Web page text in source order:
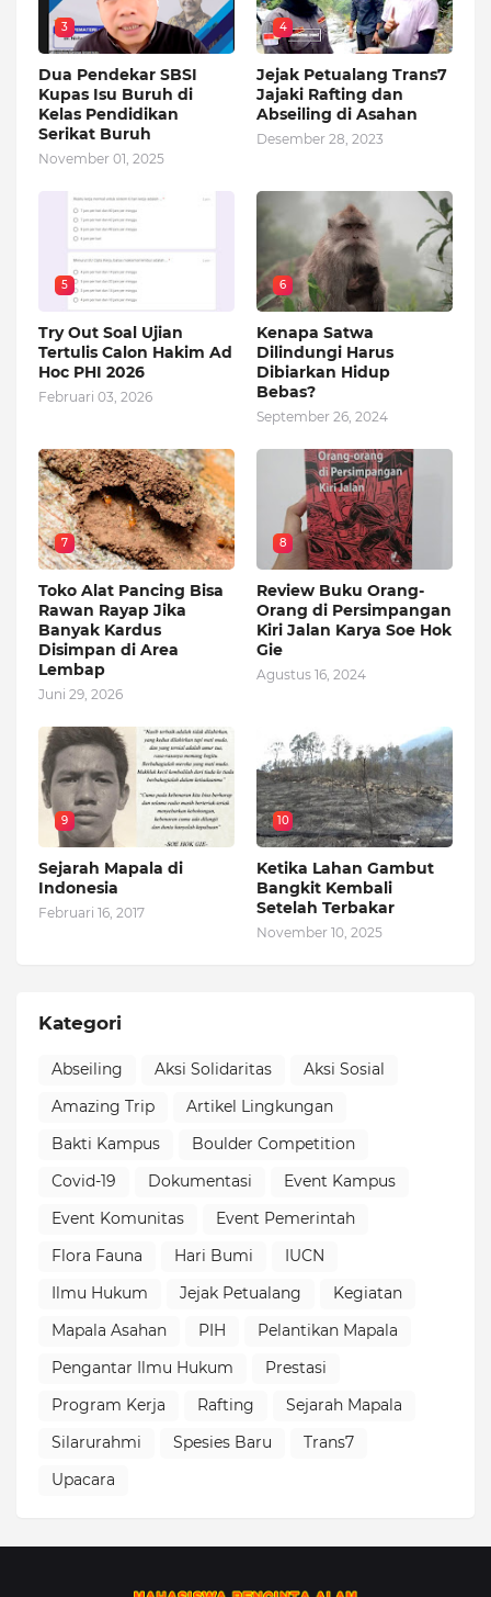
3
Dua Pendekar SBSI
Kupas Isu Buruh di
Kelas Pendidikan
Serikat Buruh
November 01, 2025
4
Jejak Petualang Trans7
Jajaki Rafting dan
Abseiling di Asahan
Desember 28, 2023
5
Try Out Soal Ujian
Tertulis Calon Hakim Ad
Hoc PHI 2026
Februari 03, 2026
6
Kenapa Satwa
Dilindungi Harus
Dibiarkan Hidup
Bebas?
September 26, 2024
7
Toko Alat Pancing Bisa
Rawan Rayap Jika
Banyak Kardus
Disimpan di Area
Lembap
Juni 29, 2026
8
Review Buku Orang-
Orang di Persimpangan
Kiri Jalan Karya Soe Hok
Gie
Agustus 16, 2024
9
Sejarah Mapala di
Indonesia
Februari 16, 2017
10
Ketika Lahan Gambut
Bangkit Kembali
Setelah Terbakar
November 10, 2025
Kategori
Abseiling Aksi Solidaritas
Aksi Sosial
Amazing Trip
Artikel Lingkungan
Bakti Kampus
Boulder Competition
Covid-19
Dokumentasi
Event Kampus
Event Komunitas
Event Pemerintah
Flora Fauna
Hari Bumi
IUCN
Ilmu Hukum
Jejak Petualang
Kegiatan
Mapala Asahan
PIH
Pelantikan Mapala
Pengantar Ilmu Hukum
Prestasi
Program Kerja
Rafting
Sejarah Mapala
Silarurahmi
Spesies Baru
Trans7
Upacara